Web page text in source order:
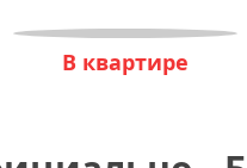
В квартире